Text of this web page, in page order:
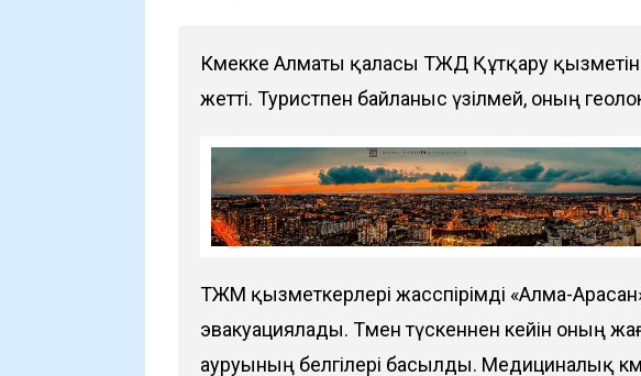
Көмекке Алматы қаласы ТЖД Құтқару
жетті. Туристпен байланыс үзілмей, оның
ТЖМ қызметкерлері жасөспірімді «Алма-
эвакуациялады. Төмен түскеннен кейін оның
ауруының белгілері басылды. Медициналық